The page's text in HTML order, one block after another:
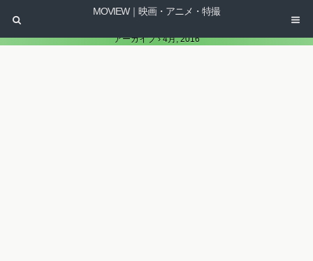
MOVIEW｜映画・アニメ・特撮
アーカイブ › 4月, 2016